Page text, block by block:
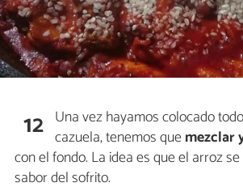
12 Una vez hayamos colocado
cazuela, tenemos quemezclar
con el fondo. La idea es que el arroz
sabor del sofrito.